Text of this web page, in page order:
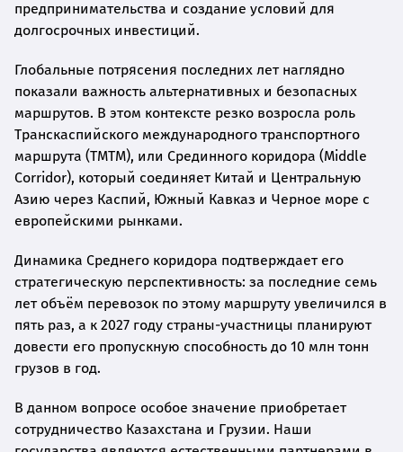
предпринимательства и создание условий для
долгосрочных инвестиций.
Глобальные потрясения последних лет наглядно
показали важность альтернативных и безопасных
маршрутов. В этом контексте резко возросла роль
Транскаспийского международного транспортного
маршрута (ТМТМ), или Срединного коридора (Middle
Corridor), который соединяет Китай и Центральную
Азию через Каспий, Южный Кавказ и Черное море с
европейскими рынками.
Динамика Среднего коридора подтверждает его
стратегическую перспективность: за последние семь
лет объём перевозок по этому маршруту увеличился в
пять раз, а к 2027 году страны-участницы планируют
довести его пропускную способность до 10 млн тонн
грузов в год.
В данном вопросе особое значение приобретает
сотрудничество Казахстана и Грузии. Наши